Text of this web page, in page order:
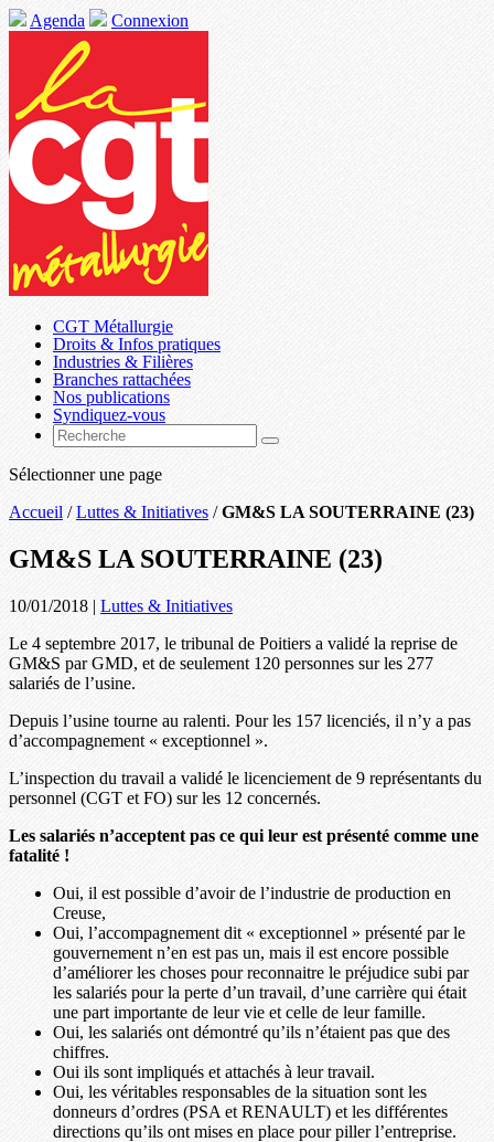
Agenda Connexion
CGT Métallurgie
Droits & Infos pratiques
Industries & Filières
Branches rattachées
Nos publications
Syndiquez-vous
Sélectionner une page
Accueil /Luttes & Initiatives /GM&S LA SOUTERRAINE (23)
GM&S LA SOUTERRAINE (23)
10/01/2018 | Luttes & Initiatives
Le 4 septembre 2017, le tribunal de Poitiers a validé la reprise de
GM&S par GMD, et de seulement 120 personnes sur les 277
salariés de l’usine.
Depuis l’usine tourne au ralenti. Pour les 157 licenciés, il n’y a pas
d’accompagnement « exceptionnel ».
L’inspection du travail a validé le licenciement de 9 représentants du
personnel (CGT et FO) sur les 12 concernés.
Les salariés n’acceptent pas ce qui leur est présenté comme une
fatalité !
Oui, il est possible d’avoir de l’industrie de production en
Creuse,
Oui, l’accompagnement dit « exceptionnel » présenté par le
gouvernement n’en est pas un, mais il est encore possible
d’améliorer les choses pour reconnaitre le préjudice subi par
les salariés pour la perte d’un travail, d’une carrière qui était
une part importante de leur vie et celle de leur famille.
Oui, les salariés ont démontré qu’ils n’étaient pas que des
chiffres.
Oui ils sont impliqués et attachés à leur travail.
Oui, les véritables responsables de la situation sont les
donneurs d’ordres (PSA et RENAULT) et les différentes
directions qu’ils ont mises en place pour piller l’entreprise.